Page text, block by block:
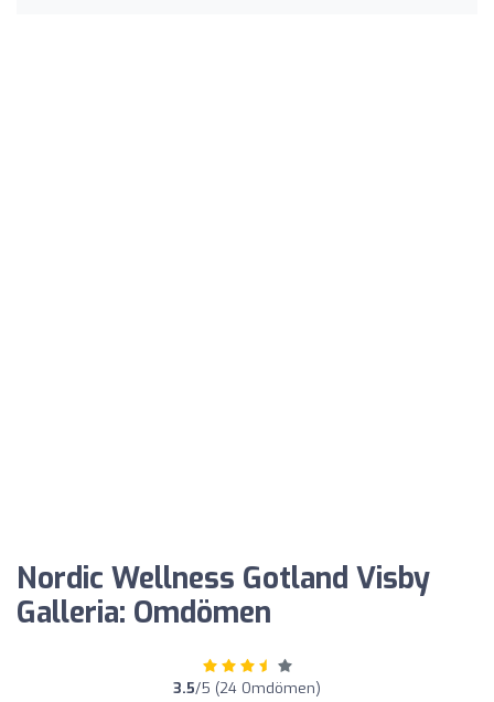
Nordic Wellness Gotland Visby
Galleria: Omdömen
3.5/5 (24 Omdömen)